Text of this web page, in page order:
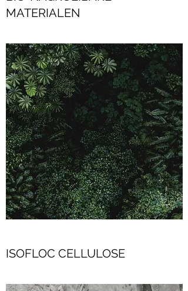
MATERIALEN
ISOFLOC CELLULOSE